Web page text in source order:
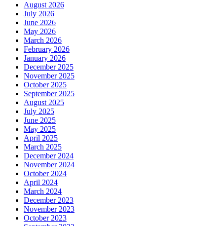
August 2026
July 2026
June 2026
May 2026
March 2026
February 2026
January 2026
December 2025
November 2025
October 2025
September 2025
August 2025
July 2025
June 2025
May 2025
April 2025
March 2025
December 2024
November 2024
October 2024
April 2024
March 2024
December 2023
November 2023
October 2023